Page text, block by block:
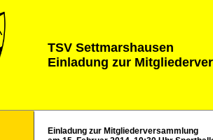
TSV Settmarshausen
Einladung zur
Einladung zur Mitgliederversammlung